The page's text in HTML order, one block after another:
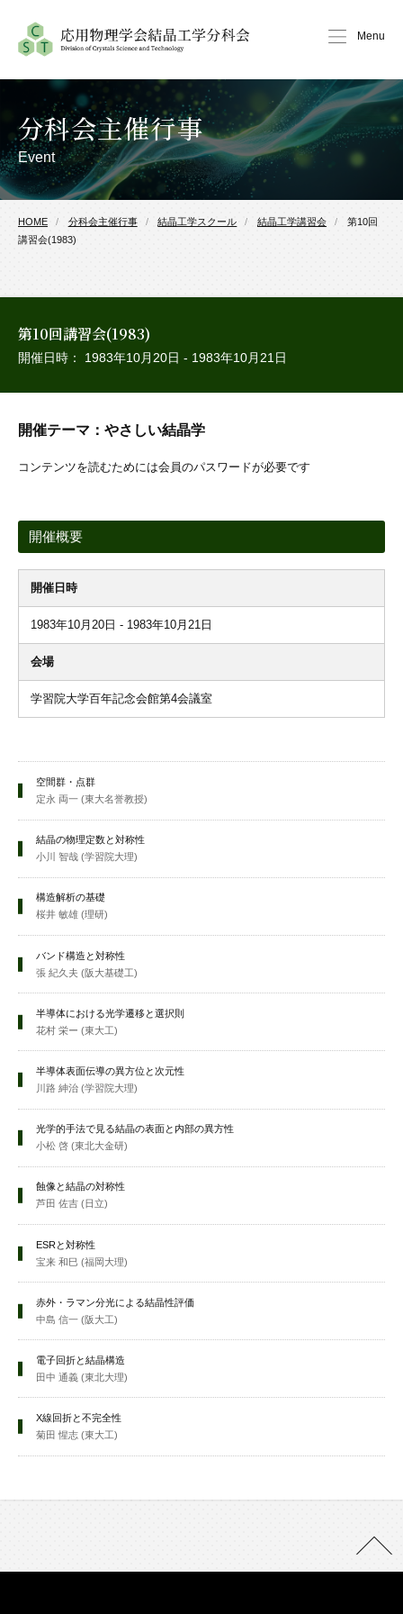
Menu
Event
分科会主催行事
HOME 分科会主催行事 結晶工学スクール 結晶工学講習会
第10回
講習会(1983)
第10回講習会(1983)
開催日時： 1983年10月20日 - 1983年10月21日
開催テーマ：やさしい結晶学
コンテンツを読むためには会員のパスワードが必要です
開催概要
開催日時
1983年10月20日 - 1983年10月21日
会場
学習院大学百年記念会館第4会議室
空間群・点群
定永 両一 (東大名誉教授)
結晶の物理定数と対称性
小川 智哉 (学習院大理)
構造解析の基礎
桜井 敏雄 (理研)
バンド構造と対称性
張 紀久夫 (阪大基礎工)
半導体における光学遷移と選択則
花村 栄ー (東大工)
半導体表面伝導の異方位と次元性
川路 紳治 (学習院大理)
光学的手法で見る結晶の表面と内部の異方性
小松 啓 (東北大金研)
蝕像と結晶の対称性
芦田 佐吉 (日立)
ESRと対称性
宝来 和巳 (福岡大理)
赤外・ラマン分光による結晶性評価
中島 信一 (阪大工)
電子回折と結晶構造
田中 通義 (東北大理)
X線回折と不完全性
菊田 惺志 (東大工)